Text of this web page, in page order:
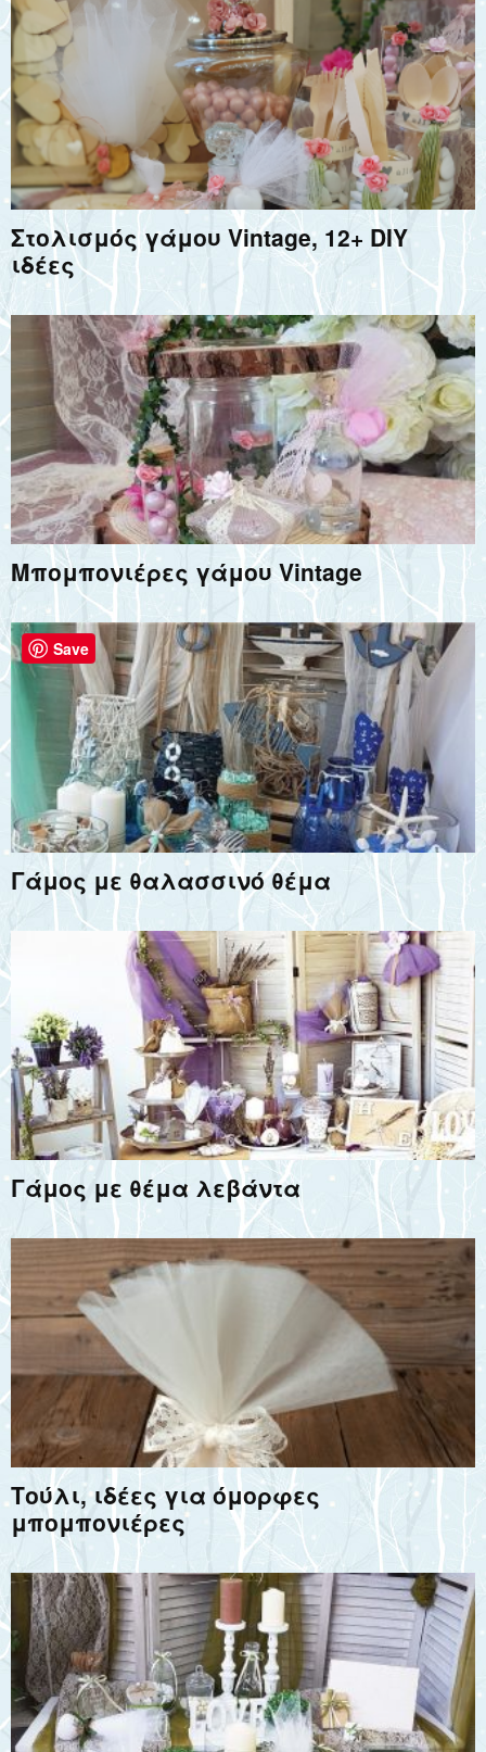
Στολισμός γάμου Vintage, 12+ DIY
ιδέες
Μπομπονιέρες γάμου Vintage
Γάμος με θαλασσινό θέμα
Γάμος με θέμα λεβάντα
Τούλι, ιδέες για όμορφες
μπομπονιέρες
Save